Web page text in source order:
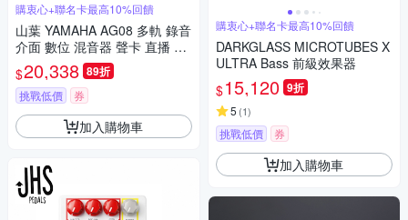
購衷心+聯名卡最高10%回饋
山葉 YAMAHA AG08 多軌 錄音
介面 數位 混音器 聲卡 直播 實
況 錄音 Podcast 公司貨 贈錄音
軟體
$20,338 89折
挑戰低價 券
加入購物車
購衷心+聯名卡最高10%回饋
DARKGLASS MICROTUBES X
ULTRA Bass 前級效果器
$15,120 9折
5 (1)
挑戰低價 券
加入購物車